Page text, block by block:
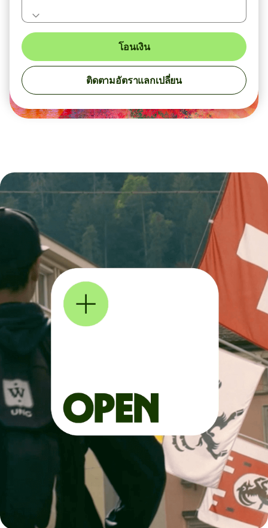
โอนเงิน
ติดตามอัตราแลกเปลี่ยน